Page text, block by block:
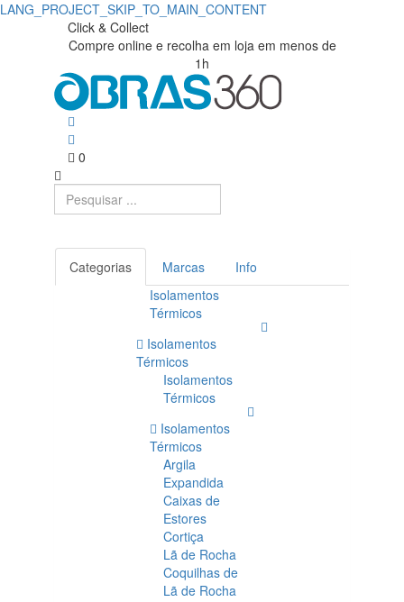
LANG_PROJECT_SKIP_TO_MAIN_CONTENT
Painel
Sandwich
Telhado
Obras360
Obras360
Materiais
Construção
Click & Collect
Compre online e recolha em loja em menos de
1h
0
Categorias Marcas
Info
Isolamentos
Térmicos
Isolamentos
Térmicos
Isolamentos
Térmicos
Isolamentos
Térmicos
Argila
Expandida
Caixas de
Estores
Cortiça
Lã de Rocha
Coquilhas de
Lã de Rocha